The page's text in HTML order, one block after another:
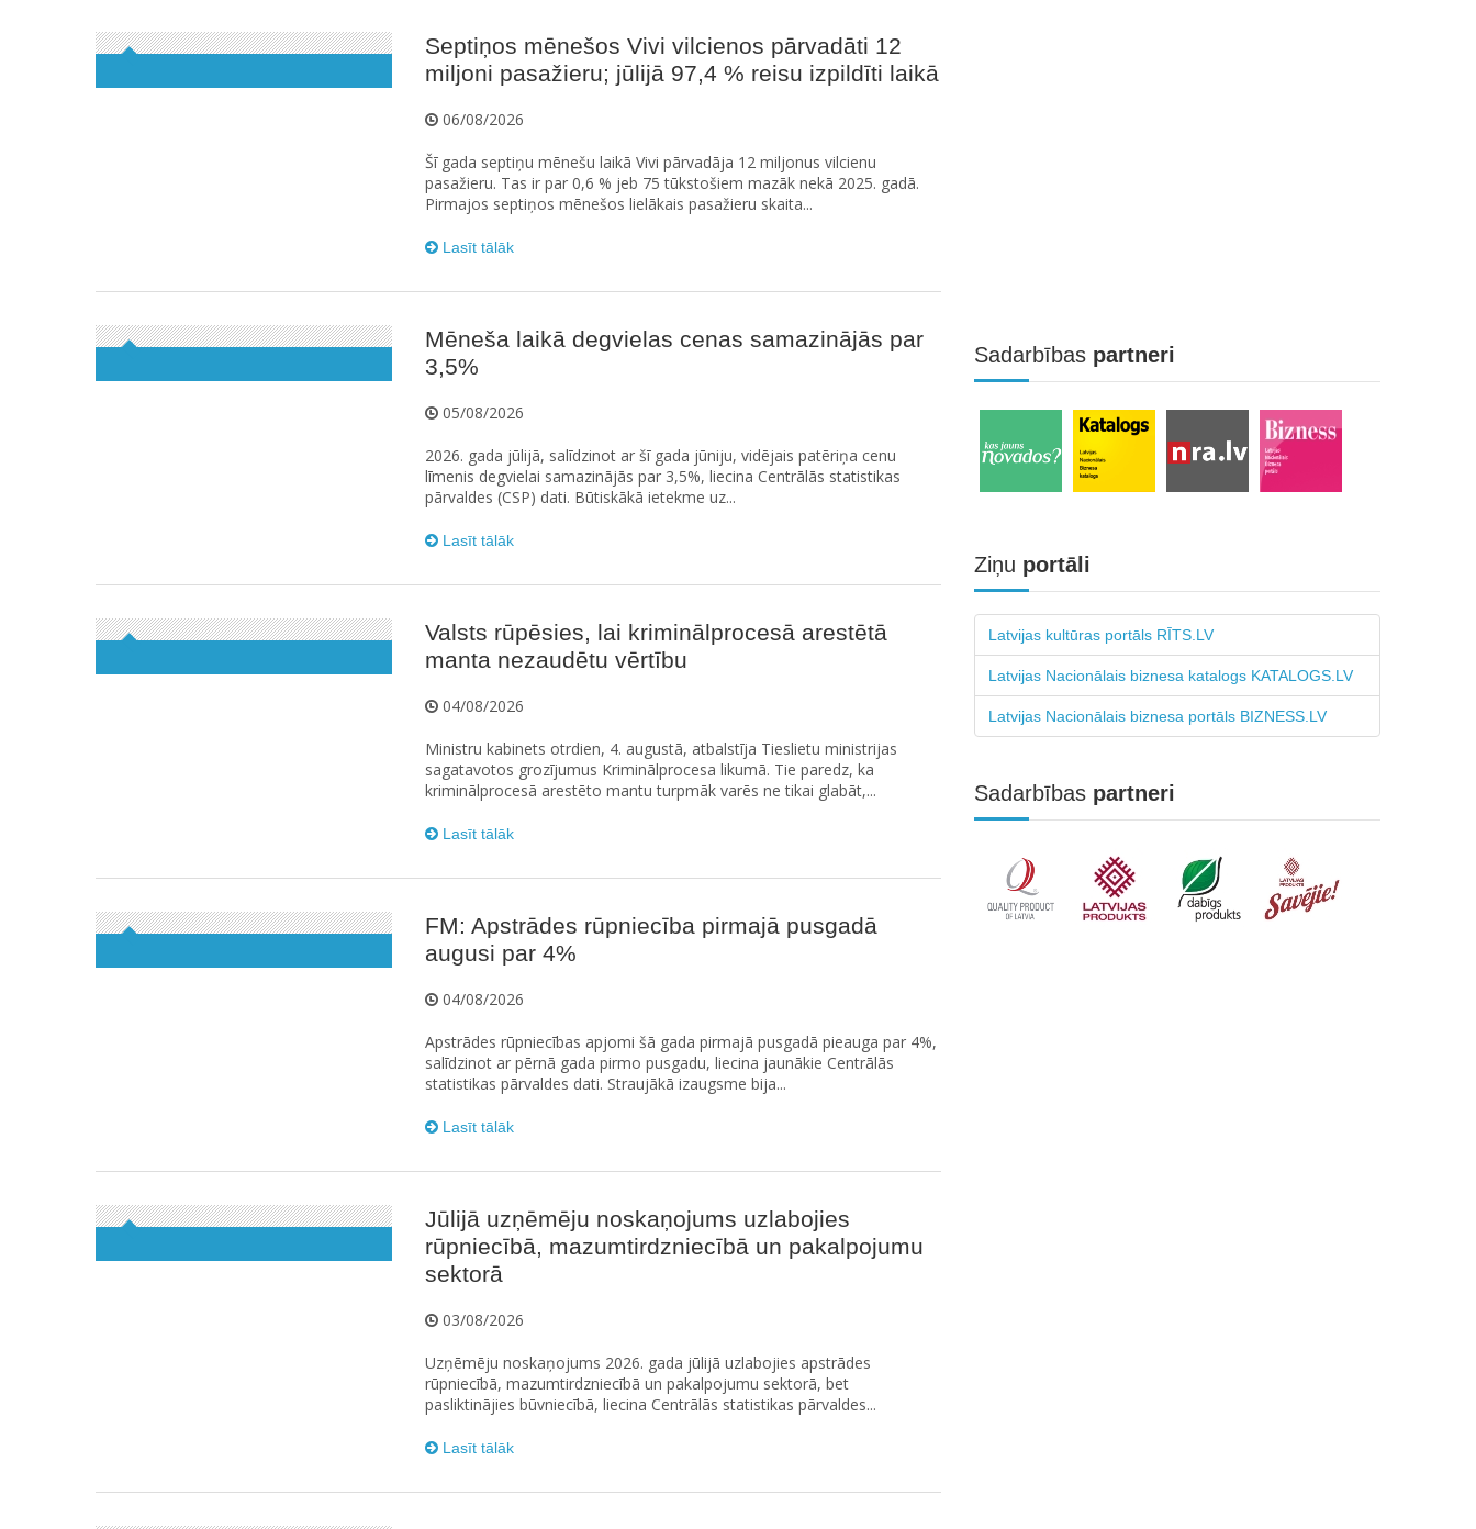
Septiņos mēnešos Vivi vilcienos pārvadāti 12
miljoni pasažieru; jūlijā 97,4 % reisu izpildīti laikā
06/08/2026
Šī gada septiņu mēnešu laikā Vivi pārvadāja 12 miljonus vilcienu
pasažieru. Tas ir par 0,6 % jeb 75 tūkstošiem mazāk nekā 2025. gadā.
Pirmajos septiņos mēnešos lielākais pasažieru skaita...
Lasīt tālāk
Mēneša laikā degvielas cenas samazinājās par
3,5%
05/08/2026
2026. gada jūlijā, salīdzinot ar šī gada jūniju, vidējais patēriņa cenu
līmenis degvielai samazinājās par 3,5%, liecina Centrālās statistikas
pārvaldes (CSP) dati. Būtiskākā ietekme uz...
Lasīt tālāk
Valsts rūpēsies, lai kriminālprocesā arestētā
manta nezaudētu vērtību
04/08/2026
Ministru kabinets otrdien, 4. augustā, atbalstīja Tieslietu ministrijas
sagatavotos grozījumus Kriminālprocesa likumā. Tie paredz, ka
kriminālprocesā arestēto mantu turpmāk varēs ne tikai glabāt,...
Lasīt tālāk
FM: Apstrādes rūpniecība pirmajā pusgadā
augusi par 4%
04/08/2026
Apstrādes rūpniecības apjomi šā gada pirmajā pusgadā pieauga par 4%,
salīdzinot ar pērnā gada pirmo pusgadu, liecina jaunākie Centrālās
statistikas pārvaldes dati. Straujākā izaugsme bija...
Lasīt tālāk
Jūlijā uzņēmēju noskaņojums uzlabojies
rūpniecībā, mazumtirdzniecībā un pakalpojumu
sektorā
03/08/2026
Uzņēmēju noskaņojums 2026. gada jūlijā uzlabojies apstrādes
rūpniecībā, mazumtirdzniecībā un pakalpojumu sektorā, bet
pasliktinājies būvniecībā, liecina Centrālās statistikas pārvaldes...
Lasīt tālāk
Sadarbības partneri
Ziņu portāli
Latvijas kultūras portāls RĪTS.LV
Latvijas Nacionālais biznesa katalogs KATALOGS.LV
Latvijas Nacionālais biznesa portāls BIZNESS.LV
Sadarbības partneri